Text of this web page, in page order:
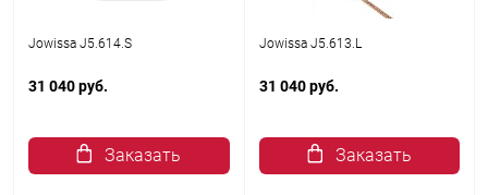
Jowissa J5.614.S
31 040 руб.
Заказать
Jowissa J5.613.L
31 040 руб.
Заказать